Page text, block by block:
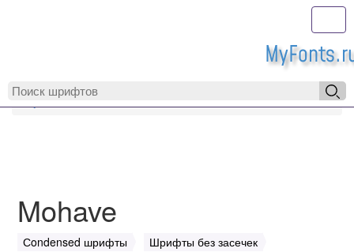
MyFonts.ru
Mohave
Сondensed шрифты
Шрифты без засечек